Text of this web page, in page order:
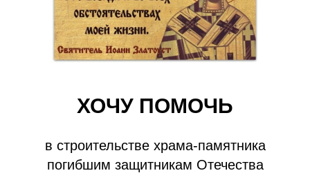
ХОЧУ ПОМОЧЬ
в строительстве храма-памятника
погибшим защитникам Отечества